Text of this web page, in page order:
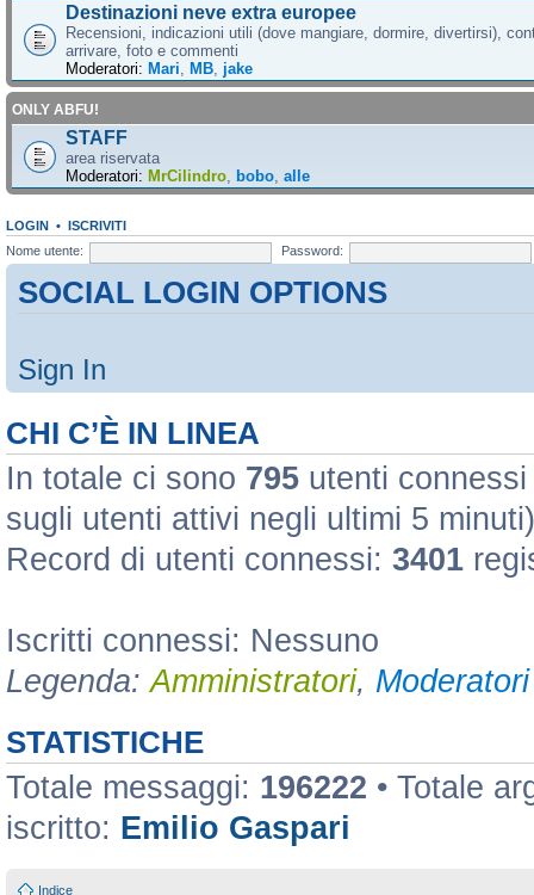
Destinazioni neve extra europee
Recensioni, indicazioni utili (dove mangiare, dormire, divertirsi),
arrivare, foto e commenti
Moderatori: Mari MB jake
ONLY ABFU!
STAFF
area riservata
Moderatori: MrCilindro bobo alle
LOGIN • ISCRIVITI
Nome utente:
Password:
SOCIAL LOGIN OPTIONS
Sign In
CHI C’È IN LINEA
In totale ci sono 795 utenti
sugli utenti attivi negli ultimi 5 minuti)
Record di utenti connessi: 3401
Iscritti connessi: Nessuno
Legenda:Amministratori,
STATISTICHE
Totale messaggi: 196222 • Totale
iscritto: Emilio Gaspari
Indice